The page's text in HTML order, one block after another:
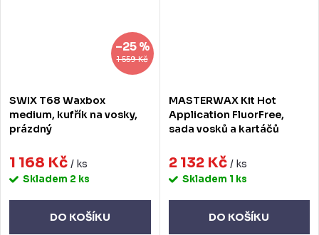
1 559 Kč
–25 %
SWIX T68 Waxbox
medium, kufřík na vosky,
prázdný
1 168 Kč / ks
Skladem 2 ks
DO KOŠÍKU
MASTERWAX Kit Hot
Application FluorFree,
sada vosků a kartáčů
2 132 Kč / ks
Skladem 1 ks
DO KOŠÍKU